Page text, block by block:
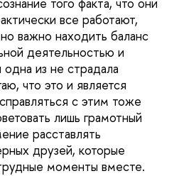
все работают,
важно находить баланс
деятельностью и
из не страдала
что это и является
с этим тоже
лишь грамотный
расставлять
друзей, которые
моменты вместе.